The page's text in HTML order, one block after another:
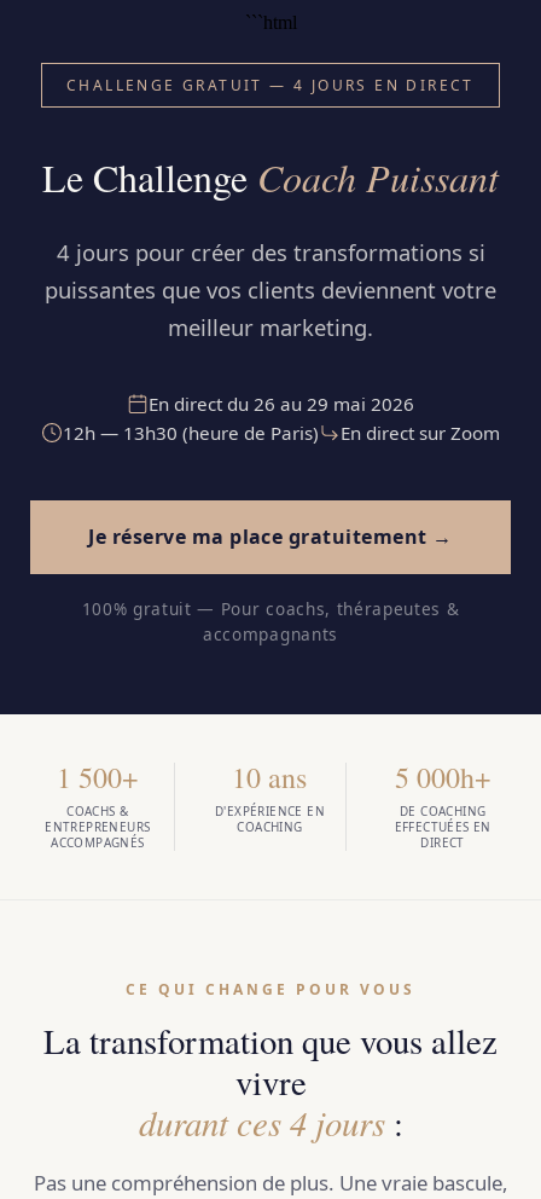
```html
CHALLENGE GRATUIT — 4 JOURS EN DIRECT
Le Challenge Coach Puissant
4 jours pour créer des transformations si
puissantes que vos clients deviennent votre
meilleur marketing.
En direct du 26 au 29 mai 2026
12h — 13h30 (heure de Paris)
En direct sur Zoom
Je réserve ma place gratuitement →
100% gratuit — Pour coachs, thérapeutes &
accompagnants
1 500+
COACHS &
ENTREPRENEURS
ACCOMPAGNÉS
10 ans
D'EXPÉRIENCE EN
COACHING
5 000h+
DE COACHING
EFFECTUÉES EN
DIRECT
CE QUI CHANGE POUR VOUS
La transformation que vous allez
vivre
durant ces 4 jours:
Pas une compréhension de plus. Une vraie bascule,